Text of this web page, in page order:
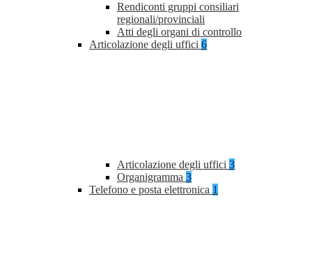
Rendiconti gruppi consiliari
regionali/provinciali
Atti degli organi di controllo
Articolazione degli uffici 6
Articolazione degli uffici 3
Organigramma 3
Telefono e posta elettronica 1